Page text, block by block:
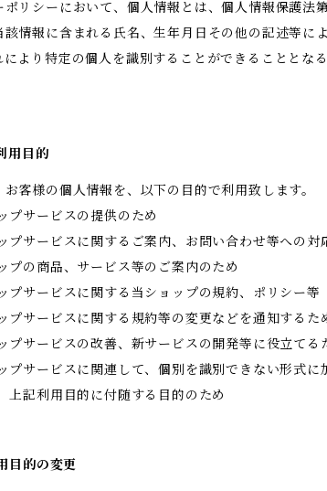
ポリシーにおいて、個人情報とは、個人情報保護
該情報に含まれる氏名、生年月日その他の記述等
により特定の個人を識別することができることと
用目的
客様の個人情報を、以下の目的で利用致します。
プサービスの提供のため
プサービスに関するご案内、お問い合わせ等への対
プの商品、サービス等のご案内のため
プサービスに関する当ショップの規約、ポリシー
プサービスに関する規約等の変更などを通知するた
プサービスの改善、新サービスの開発等に役立てる
プサービスに関連して、個別を識別できない形式
上記利用目的に付随する目的のため
目的の変更